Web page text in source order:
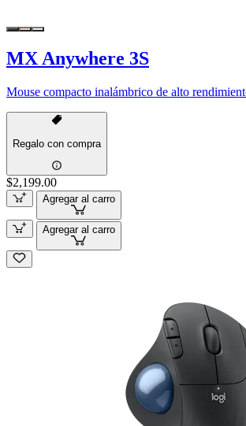
MX Anywhere 3S
Mouse compacto inalámbrico de alto
Regalo con compra
$2,199.00
Agregar al carro
Agregar al carro